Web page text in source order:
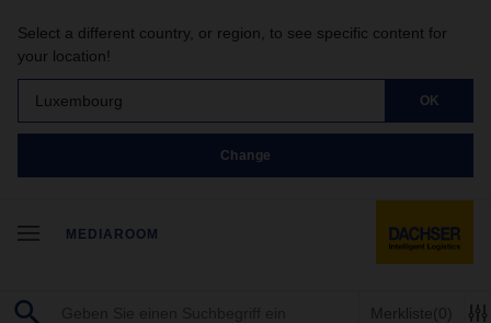
Select a different country, or region, to see specific content for
your location!
Luxembourg OK
Change
MEDIAROOM
Merkliste(0)